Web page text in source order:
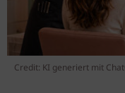
Credit: KI generiert mit